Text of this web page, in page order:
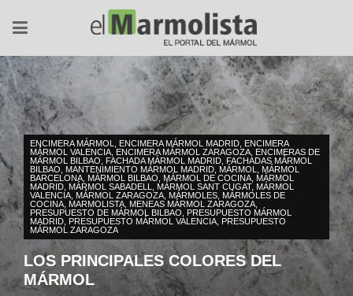
ENCIMERA MÁRMOL ENCIMERA MÁRMOL MADRID ENCIMERA
MÁRMOL VALENCIA ENCIMERA MÁRMOL ZARAGOZA ENCIMERAS DE
MÁRMOL BILBAO
FACHADA MÁRMOL MADRID FACHADAS MÁRMOL
BILBAO
MANTENIMIENTO MÁRMOL MADRID MÁRMOL
MÁRMOL
BARCELONA MÁRMOL BILBAO MÁRMOL DE COCINA MÁRMOL
MADRID MÁRMOL SABADELL MÁRMOL SANT CUGAT, MÁRMOL
VALENCIA MÁRMOL ZARAGOZA MÁRMOLES MÁRMOLES DE
COCINA MARMOLISTA MENEAS MÁRMOL ZARAGOZA
PRESUPUESTO DE MÁRMOL BILBAO
PRESUPUESTO MÁRMOL
MADRID PRESUPUESTO MÁRMOL VALENCIA PRESUPUESTO
MÁRMOL ZARAGOZA
LOS PRINCIPALES COLORES DEL
MÁRMOL